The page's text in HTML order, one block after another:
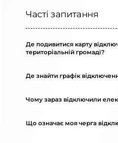
Часті запитання
Де подивитися карту
територіальній громаді?
Де знайти графік
Чому зараз відключили
Що означає моя черга